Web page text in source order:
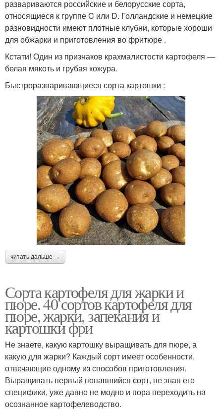
развариваются российские и белорусские сорта,
относящиеся к группе C или D. Голландские и немецкие
разновидности имеют плотные клубни, которые хороши
для обжарки и приготовления во фритюре .
Кстати! Один из признаков крахмалистости картофеля —
белая мякоть и грубая кожура.
Быстроразваривающиеся сорта картошки :
читать дальше →
Сорта картофеля для жарки и
пюре. 40 сортов картофеля для
пюре, жарки, запекания и
картошки фри
Не знаете, какую картошку выращивать для пюре, а
какую для жарки? Каждый сорт имеет особенности,
отвечающие одному из способов приготовления.
Выращивать первый попавшийся сорт, не зная его
специфики, уже давно не модно и пора переходить на
осознанное картофелеводство.